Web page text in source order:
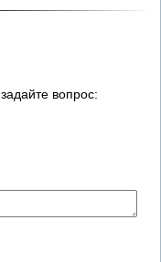
вопрос: